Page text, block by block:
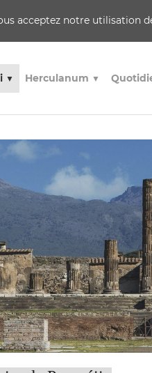
acceptez notre utilisation
▼ Herculanum ▼